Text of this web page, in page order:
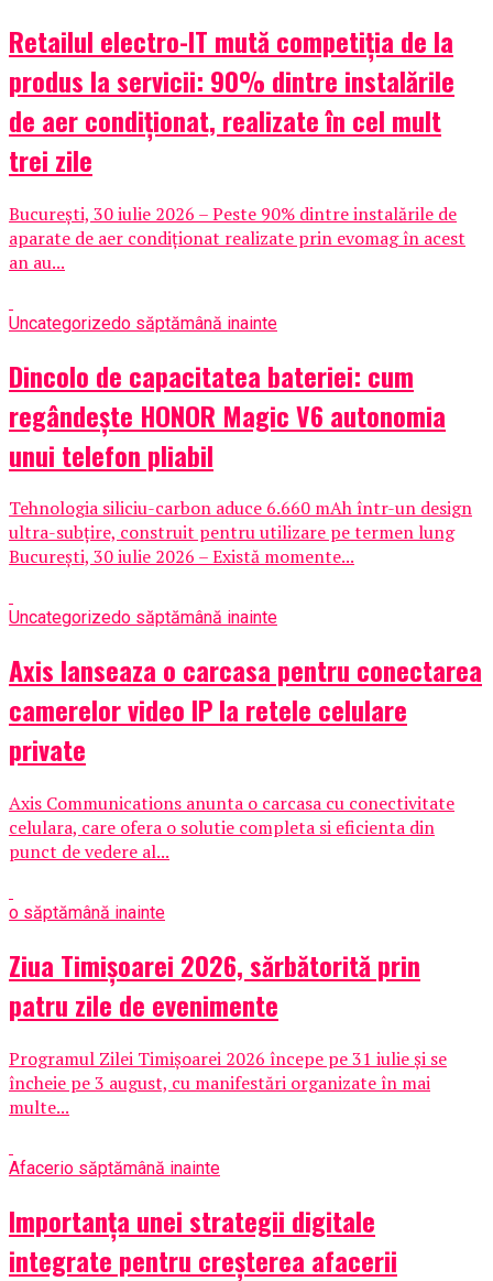
Retailul electro-IT mută competiția de la
produs la servicii: 90% dintre instalările
de aer condiționat, realizate în cel mult
trei zile
București, 30 iulie 2026 – Peste 90% dintre instalările de
aparate de aer condiționat realizate prin evomag în acest
an au...
Uncategorizedo săptămână inainte
Dincolo de capacitatea bateriei: cum
regândește HONOR Magic V6 autonomia
unui telefon pliabil
Tehnologia siliciu-carbon aduce 6.660 mAh într-un design
ultra-subțire, construit pentru utilizare pe termen lung
București, 30 iulie 2026 – Există momente...
Uncategorizedo săptămână inainte
Axis lanseaza o carcasa pentru conectarea
camerelor video IP la retele celulare
private
Axis Communications anunta o carcasa cu conectivitate
celulara, care ofera o solutie completa si eficienta din
punct de vedere al...
o săptămână inainte
Ziua Timișoarei 2026, sărbătorită prin
patru zile de evenimente
Programul Zilei Timișoarei 2026 începe pe 31 iulie și se
încheie pe 3 august, cu manifestări organizate în mai
multe...
Afacerio săptămână inainte
Importanța unei strategii digitale
integrate pentru creșterea afacerii